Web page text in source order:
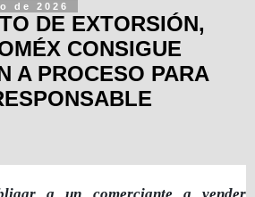
de 2026
DE EXTORSIÓN,
CONSIGUE
A PROCESO PARA